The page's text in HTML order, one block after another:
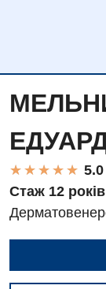
★
★
★
★
★
★ ★ ★ ★ ★
Стаж 12 рокiв